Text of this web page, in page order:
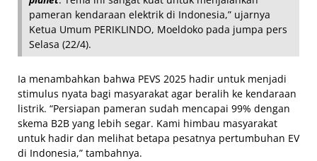
pameran kendaraan elektrik di Indonesia,” ujarnya
Ketua Umum PERIKLINDO, Moeldoko pada jumpa pers
Selasa (22/4).
Ia menambahkan bahwa PEVS 2025 hadir untuk menjadi
stimulus nyata bagi masyarakat agar beralih ke kendaraan
listrik. “Persiapan pameran sudah mencapai 99% dengan
skema B2B yang lebih segar. Kami himbau masyarakat
untuk hadir dan melihat betapa pesatnya pertumbuhan EV
di Indonesia,” tambahnya.